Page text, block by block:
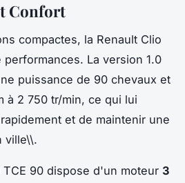
Confort
compactes, la Renault Clio
La version 1.0
puissance de 90 chevaux et
à 2 750 tr/min, ce qui lui
et de maintenir une
ville\\.
TCE 90 dispose d'un moteur 3